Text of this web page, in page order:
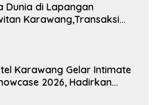
Dunia di Lapangan
Karawang,Transaksi
Karawang Gelar Intimate
2026, Hadirkan